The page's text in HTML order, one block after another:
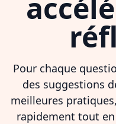
Pour chaque
des suggestions
meilleures
rapidement tout